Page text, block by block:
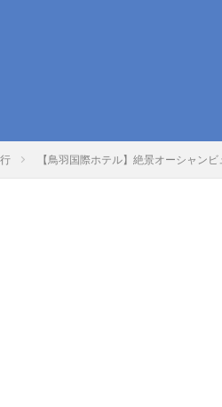
【鳥羽国際ホテル】絶景オーシャン